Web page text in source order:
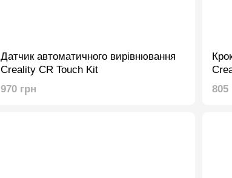
Датчик автоматичного вирівнювання
Creality CR Touch Kit
970 грн
805